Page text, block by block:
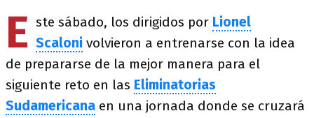
E ste sábado, los dirigidos por Lionel
Scaloni volvieron a entrenarse con la idea
de prepararse de la mejor manera para el
siguiente reto en las Eliminatorias
Sudamericana en una jornada donde se cruzará